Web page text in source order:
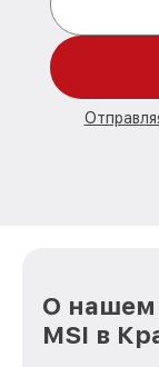
О нашем
MSI в